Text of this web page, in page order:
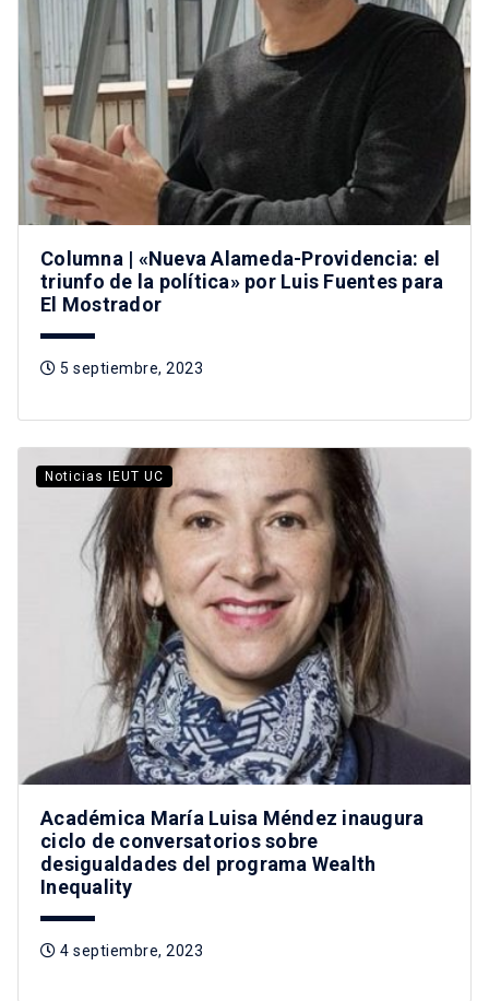
Columna | «Nueva Alameda-Providencia: el
triunfo de la política» por Luis Fuentes para
El Mostrador
5 septiembre, 2023
Noticias IEUT UC
Académica María Luisa Méndez inaugura
ciclo de conversatorios sobre
desigualdades del programa Wealth
Inequality
4 septiembre, 2023